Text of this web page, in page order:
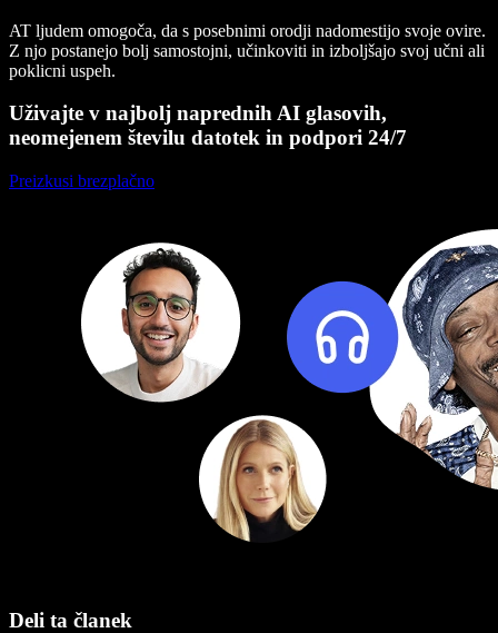
AT ljudem omogoča, da s posebnimi orodji nadomestijo svoje ovire.
Z njo postanejo bolj samostojni, učinkoviti in izboljšajo svoj učni ali
poklicni uspeh.
Uživajte v najbolj naprednih AI glasovih,
neomejenem številu datotek in podpori 24/7
Preizkusi brezplačno
Deli ta članek